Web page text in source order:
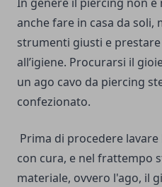
anche fare in casa da
strumenti giusti e
all’igiene. Procurarsi il
un ago cavo da piercing
confezionato.
Prima di procedere
con cura, e nel frattempo
materiale, ovvero l'ago, il